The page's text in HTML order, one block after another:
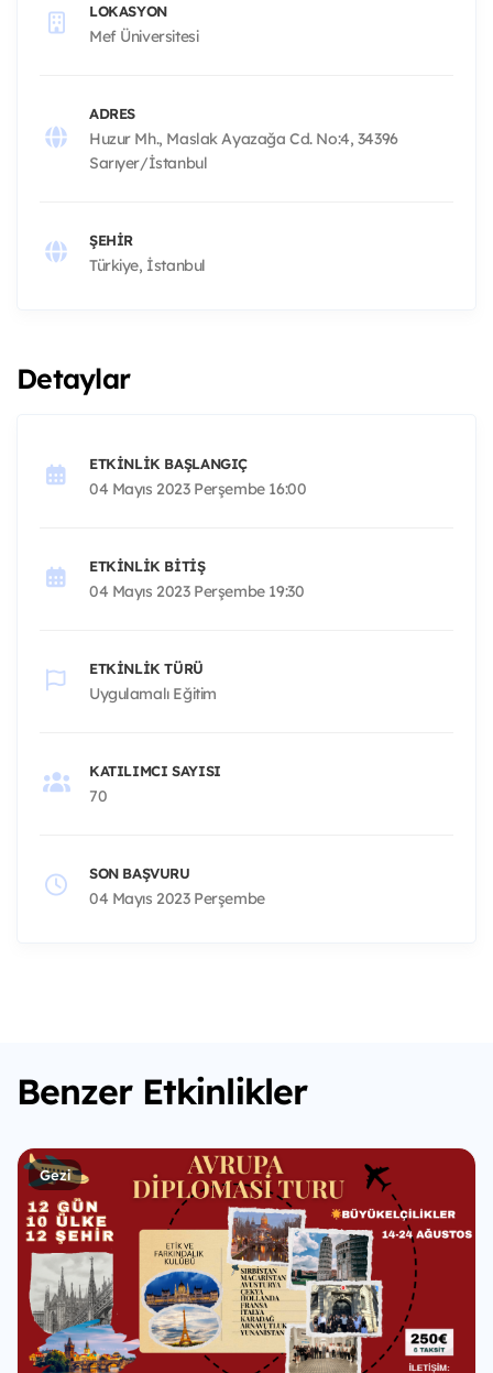
LOKASYON
Mef Üniversitesi
ADRES
Huzur Mh., Maslak Ayazağa Cd. No:4, 34396
Sarıyer/İstanbul
ŞEHIR
Türkiye, İstanbul
Detaylar
ETKINLIK BAŞLANGIÇ
04 Mayıs 2023 Perşembe 16:00
ETKINLIK BITIŞ
04 Mayıs 2023 Perşembe 19:30
ETKINLIK TÜRÜ
Uygulamalı Eğitim
KATILIMCI SAYISI
70
SON BAŞVURU
04 Mayıs 2023 Perşembe
Benzer Etkinlikler
Gezi